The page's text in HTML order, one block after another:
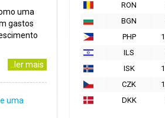
RON
BGN
PHP
ILS
ISK
CZK
DKK
uma
gastos
..ler mais
uma